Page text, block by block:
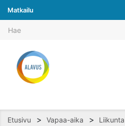
Matkailu
Etusivu > Vapaa-aika > Liikunta